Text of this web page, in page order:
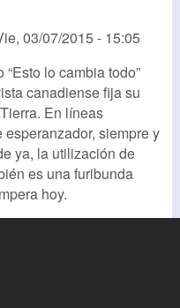
03/07/2015 - 15:05
lo cambia todo”
canadiense fija su
En líneas
siempre y
ya, la utilización de
es una furibunda
hoy.